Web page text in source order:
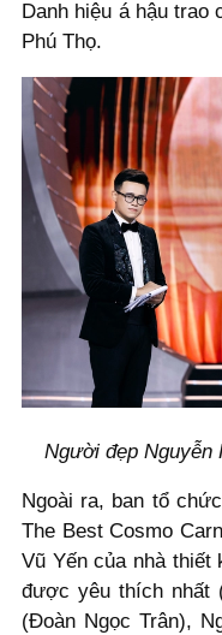
Danh hiệu á hậu
Phú Thọ.
Người đẹp Nguyễn
Ngoài ra, ban tổ
The Best Cosmo
Vũ Yến của nhà thiết
được yêu thích nhất
(Đoàn Ngọc Trân),